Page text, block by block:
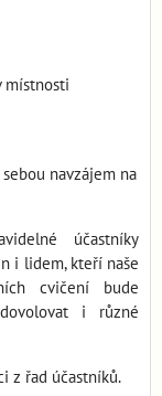
místnosti
navzájem na
účastníky
i lidem, kteří naše
cvičení bude
i různé
z řad účastníků.